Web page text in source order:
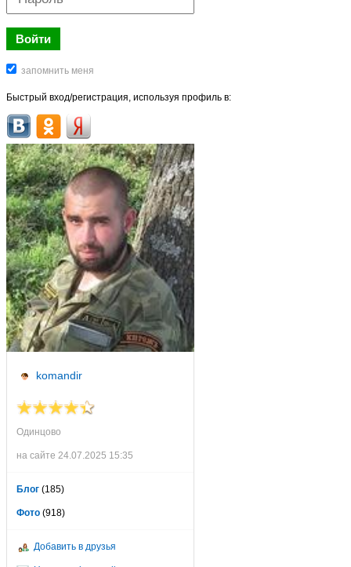
Быстрый вход/регистрация, используя профиль в:
komandir
Одинцово
на сайте 24.07.2025 15:35
Блог (185)
Фото (918)
Добавить в друзья